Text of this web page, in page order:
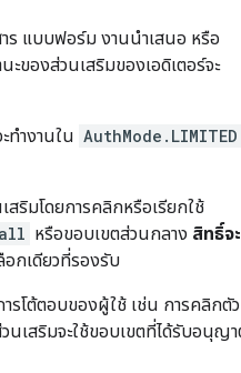
ร แบบฟอร์ม งานนําเสนอ หรือ
ของส่วนเสริมของเอดิเตอร์จะ
ทำงานใน AuthMode.LIMITED
สริมโดยการคลิกหรือเรียกใช้
หรือขอบเขตส่วนกลาง สิทธิ์จะ
อกเดียวที่รองรับ
รโต้ตอบของผู้ใช้ เช่น การคลิกตัว
นเสริมจะใช้ขอบเขตที่ได้รับอนุญ